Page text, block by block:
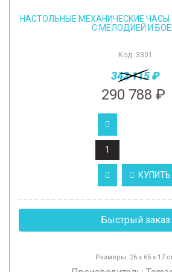
НАСТОЛЬНЫЕ МЕХАНИЧЕСКИЕ ЧАСЫ
С МЕЛОДИЕЙ И
Код: 3301
342 115 ₽
290 788 ₽
КУПИТЬ
Быстрый заказ
Размеры: 26 x 65 x 17